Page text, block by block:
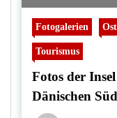
Fotogalerien
Tourismus
Fotos der
Dänischen